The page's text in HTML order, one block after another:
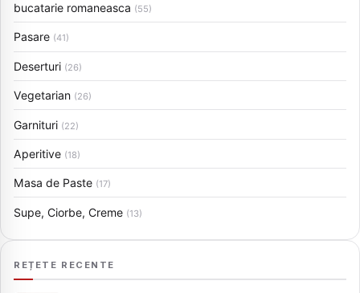
bucatarie romaneasca (55)
Pasare (41)
Deserturi (26)
Vegetarian (26)
Garnituri (22)
Aperitive (18)
Masa de Paste (17)
Supe, Ciorbe, Creme (13)
REȚETE RECENTE